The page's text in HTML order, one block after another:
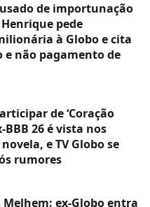
de importunação
pede
à Globo e cita
e não pagamento de
de ‘Coração
BBB 26 é vista nos
e TV Globo se
rumores
Melhem: ex-Globo entra